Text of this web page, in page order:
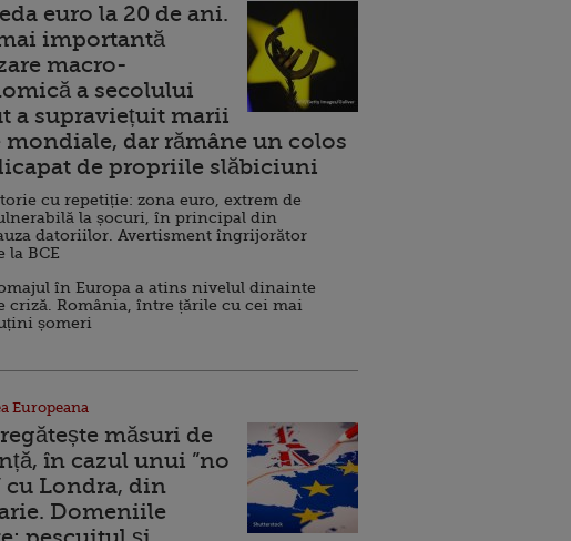
euro la 20 de ani.
importantă
macro-
a secolului
a supraviețuit marii
mondiale, dar rămâne un colos
de propriile slăbiciuni
cu repetiție: zona euro, extrem de
la șocuri, în principal din
datoriilor. Avertisment îngrijorător
la BCE
în Europa a atins nivelul dinainte
criză. România, între țările cu cei mai
șomeri
Europeana
măsuri de
în cazul unui ”no
cu Londra, din
Domeniile